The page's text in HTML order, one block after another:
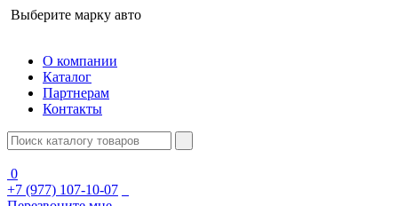
Выберите марку авто
О компании
Каталог
Партнерам
Контакты
0
+7 (977) 107-10-07